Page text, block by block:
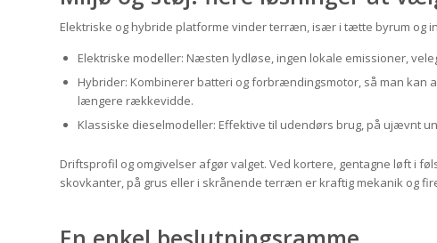
Elektriske og hybride platforme vinder terræn, især i tætte byrum og
Elektriske modeller: Næsten lydløse, ingen lokale emissioner,
Hybrider: Kombinerer batteri og forbrændingsmotor, så man
længere rækkevidde.
Klassiske dieselmodeller: Effektive til udendørs brug, på ujævnt
Driftsprofil og omgivelser afgør valget. Ved kortere, gentagne løft i
skovkanter, på grus eller i skrånende terræn er kraftig mekanik og